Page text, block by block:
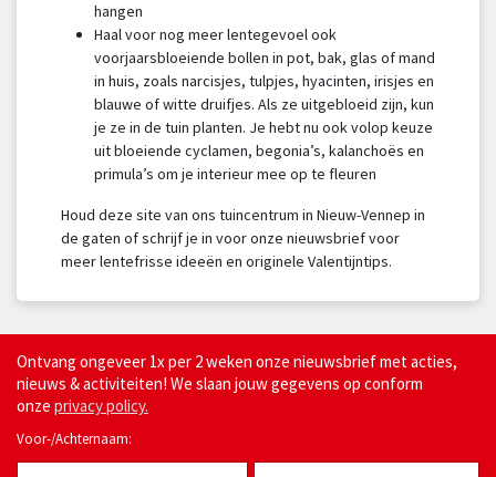
hangen
Haal voor nog meer lentegevoel ook
voorjaarsbloeiende bollen in pot, bak, glas of mand
in huis, zoals narcisjes, tulpjes, hyacinten, irisjes en
blauwe of witte druifjes. Als ze uitgebloeid zijn, kun
je ze in de tuin planten. Je hebt nu ook volop keuze
uit bloeiende cyclamen, begonia’s, kalanchoës en
primula’s om je interieur mee op te fleuren
Houd deze site van ons tuincentrum in Nieuw-Vennep in
de gaten of schrijf je in voor onze nieuwsbrief voor
meer lentefrisse ideeën en originele Valentijntips.
Ontvang ongeveer 1x per 2 weken onze nieuwsbrief met acties,
nieuws & activiteiten! We slaan jouw gegevens op conform
onze privacy policy.
Voor-/Achternaam: